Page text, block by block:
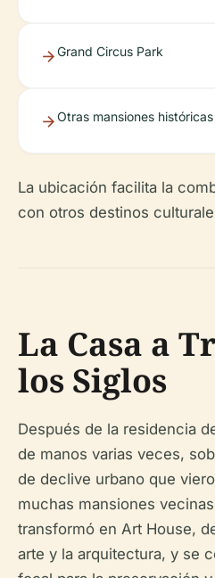
Grand Circus Park
Otras mansiones
La ubicación facilita la
con otros destinos
La Casa a
los Siglos
Después de la residencia
de manos varias veces,
de declive urbano que
muchas mansiones
transformó en Art House,
arte y la arquitectura, y se